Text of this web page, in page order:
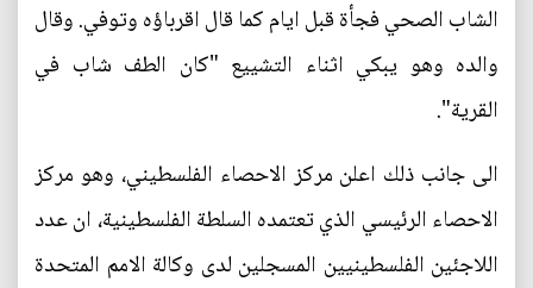
الشاب الصحي فجأة قبل ايام كما قال اقرباؤه وتوفي. وقال
والده وهو يبكي اثناء التشييع "كان الطف شاب في
القرية".
الى جانب ذلك اعلن مركز الاحصاء الفلسطيني، وهو مركز
الاحصاء الرئيسي الذي تعتمده السلطة الفلسطينية، ان عدد
اللاجئين الفلسطينيين المسجلين لدى وكالة الامم المتحدة